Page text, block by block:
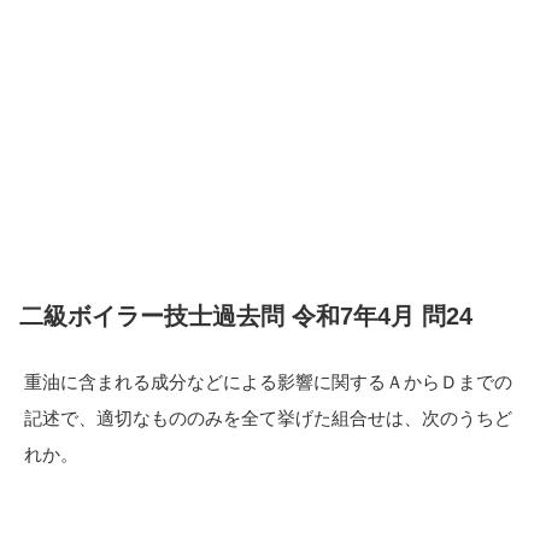
二級ボイラー技士過去問 令和7年4月 問24
重油に含まれる成分などによる影響に関するＡからＤまでの
記述で、適切なもののみを全て挙げた組合せは、次のうちど
れか。